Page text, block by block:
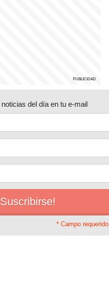
del día en tu e-mail
* Campo requerido